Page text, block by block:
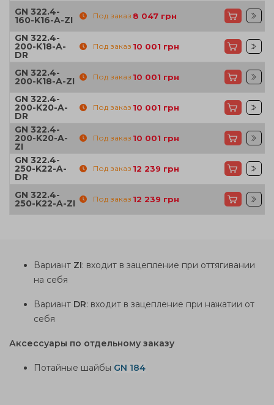
GN 322.4-
160-K16-A-ZI Под заказ 8 047 грн
GN 322.4-
200-K18-A-
DR
Под заказ 10 001 грн
GN 322.4-
200-K18-A-ZI Под заказ 10 001 грн
GN 322.4-
200-K20-A-
DR
Под заказ 10 001 грн
GN 322.4-
200-K20-A-
ZI
Под заказ 10 001 грн
GN 322.4-
250-K22-A-
DR
Под заказ 12 239 грн
GN 322.4-
250-K22-A-ZI Под заказ 12 239 грн
Вариант ZI: входит в зацепление при оттягивании
на себя
Вариант DR: входит в зацепление при нажатии от
себя
Аксессуары по отдельному заказу
Потайные шайбы GN 184